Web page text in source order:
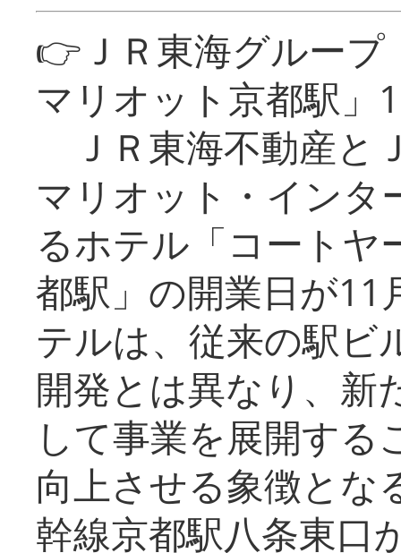
👉ＪＲ東海グルー
マリオット京都駅」
ＪＲ東海不動産と
マリオット・インタ
るホテル「コートヤ
都駅」の開業日が11
テルは、従来の駅ビ
開発とは異なり、新
して事業を展開する
向上させる象徴とな
幹線京都駅八条東口